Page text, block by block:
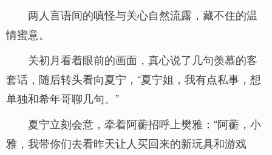
两人言语间的嗔怪与关心自然流露，藏不住的温
情蜜意。
关初月看着眼前的画面，真心说了几句羡慕的客
套话，随后转头看向夏宁，“夏宁姐，我有点私事，想
单独和希年哥聊几句。”
夏宁立刻会意，牵着阿蘅招呼上樊雅：“阿蘅，小
雅，我带你们去看昨天让人买回来的新玩具和游戏